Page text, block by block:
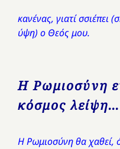
κανένας, γιατί σσιέπει
ύψη) ο Θεός μου.
Η Ρωμιοσύνη
κόσμος λείψη…
Η Ρωμιοσύνη θα χαθεί,